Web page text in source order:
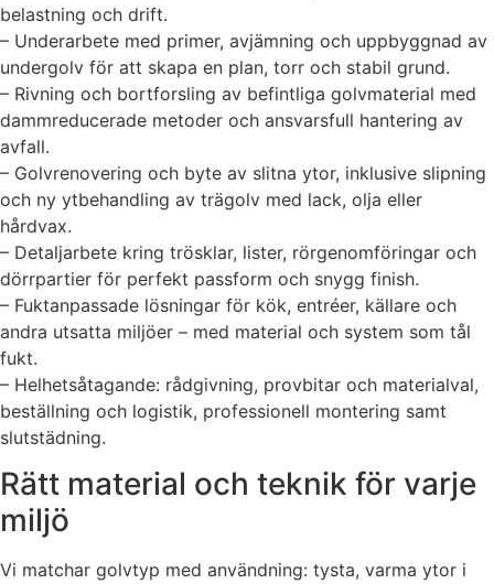
belastning och drift.
– Underarbete med primer, avjämning och uppbyggnad av
undergolv för att skapa en plan, torr och stabil grund.
– Rivning och bortforsling av befintliga golvmaterial med
dammreducerade metoder och ansvarsfull hantering av
avfall.
– Golvrenovering och byte av slitna ytor, inklusive slipning
och ny ytbehandling av trägolv med lack, olja eller
hårdvax.
– Detaljarbete kring trösklar, lister, rörgenomföringar och
dörrpartier för perfekt passform och snygg finish.
– Fuktanpassade lösningar för kök, entréer, källare och
andra utsatta miljöer – med material och system som tål
fukt.
– Helhetsåtagande: rådgivning, provbitar och materialval,
beställning och logistik, professionell montering samt
slutstädning.
Rätt material och teknik för varje
miljö
Vi matchar golvtyp med användning: tysta, varma ytor i